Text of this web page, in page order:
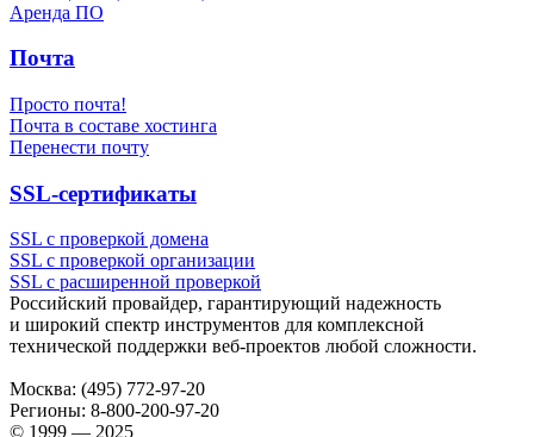
Аренда ПО
Почта
Просто почта!
Почта в составе хостинга
Перенести почту
SSL-сертификаты
SSL с проверкой домена
SSL с проверкой организации
SSL с расширенной проверкой
Российский провайдер, гарантирующий надежность
и широкий спектр инструментов для комплексной
технической поддержки веб-проектов любой сложности.
Москва: (495) 772-97-20
Регионы: 8-800-200-97-20
© 1999 — 2025